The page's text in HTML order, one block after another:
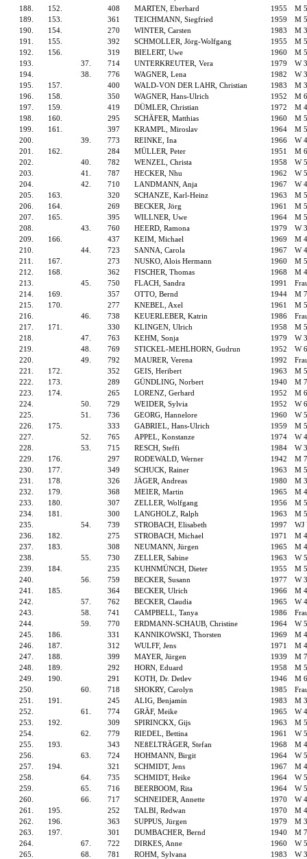
188.
152. 408 MARTEN, Eberhard 1955
M
189.
153. 361 TEICHMANN, Siegfried 1959
M
190.
154. 270 WINTER, Carsten 1983
M
191.
155. 392 SCHMOLLER, Jörg-Wolfgang 1955
M
192.
156. 319 BIELERT, Uwe 1960
M
193.
37. 714 UNTERKREUTER, Vera 1979
W
194.
38. 776 WAGNER, Lena 1982
W
195.
157. 400 WALD-VON DER LAHR, Christian 1983
M
196.
158. 350 WAGNER, Hans-Ulrich 1952
M
197.
159. 419 DÜMLER, Christian 1972
M
198.
160. 295 SCHÄFER, Matthias 1960
M
199.
161. 397 KRAMPL, Miroslav 1964
M
200.
39. 773 REINKE, Ina 1966
W
201.
162. 284 MÜLLER, Peter 1951
M
202.
40. 782 WENZEL, Christa 1958
W
203.
41. 787 HECKER, Nhu 1962
W
204.
42. 710 LANDMANN, Anja 1967
W
205.
163. 320 SCHANZE, Karl-Heinz 1963
M
206.
164. 269 BECKER, Jörg 1961
M
207.
165. 395 WILLNER, Uwe 1964
M
208.
43. 760 HEERD, Ramona 1979
W
209.
166. 437 KEIM, Michael 1969
M
210.
44. 723 SANNA, Carola 1967
W
211.
167. 273 NUSKO, Alois Hermann 1960
M
212.
168. 362 FISCHER, Thomas 1968
M
213.
45. 750 FLACH, Sandra 1991
214.
169. 357 OTTO, Bernd 1944
M
215.
170. 277 KNEBEL, Axel 1961
M
216.
46. 738 KEUERLEBER, Katrin 1986
217.
171. 330 KLINGEN, Ulrich 1958
M
218.
47. 763 KEHM, Sonja 1979
W
219.
48. 769 STICKEL-MEHLHORN, Gudrun 1952
W
220.
49. 792 MAURER, Verena 1992
221.
172. 352 GEIS, Heribert 1963
M
222.
173. 289 GÜNDLING, Norbert 1940
M
223.
174. 265 LORENZ, Gerhard 1952
M
224.
50. 729 WEIDER, Sylvia 1952
W
225.
51. 736 GEORG, Hannelore 1960
W
226.
175. 333 GABRIEL, Hans-Ulrich 1959
M
227.
52. 765 APPEL, Konstanze 1974
W
228.
53. 715 RESCH, Steffi 1984
W
229.
176. 297 RODEWALD, Werner 1942
M
230.
177. 349 SCHUCK, Rainer 1963
M
231.
178. 326 JÄGER, Andreas 1980
M
232.
179. 368 MEIER, Martin 1965
M
233.
180. 307 ZELLER, Wolfgang 1956
M
234.
181. 300 LANGHOLZ, Ralph 1963
M
235.
54. 739 STROBACH, Elisabeth 1997
WJ
236.
182. 275 STROBACH, Michael 1971
M
237.
183. 308 NEUMANN, Jürgen 1965
M
238.
55. 730 ZELLER, Sabine 1963
W
239.
184. 235 KUHNMÜNCH, Dieter 1955
M
240.
56. 759 BECKER, Susann 1977
W
241.
185. 364 BECKER, Ulrich 1966
M
242.
57. 762 BECKER, Claudia 1965
W
243.
58. 741 CAMPBELL, Tanya 1986
244.
59. 770 ERDMANN-SCHAUB, Christine 1964
W
245.
186. 331 KANNIKOWSKI, Thorsten 1969
M
246.
187. 312 WULFF, Jens 1971
M
247.
188. 399 MAYER, Jürgen 1939
M
248.
189. 292 HORN, Eduard 1958
M
249.
190. 291 KOTH, Dr. Detlev 1946
M
250.
60. 718 SHOKRY, Carolyn 1985
251.
191. 245 ALIG, Benjamin 1983
M
252.
61. 774 GRÄF, Meike 1965
W
253.
192. 309 SPIRINCKX, Gijs 1963
M
254.
62. 779 RIEDEL, Bettina 1961
W
255.
193. 343 NEßELTRÄGER, Stefan 1968
M
256.
63. 724 HOHMANN, Birgit 1964
W
257.
194. 321 SCHMIDT, Jens 1967
M
258.
64. 735 SCHMIDT, Heike 1964
W
259.
65. 716 BEERBOOM, Rita 1964
W
260.
66. 717 SCHNEIDER, Annette 1970
W
261.
195. 252 TALBI, Redwan 1970
M
262.
196. 363 SUPPUS, Jürgen 1979
M
263.
197. 301 DUMBACHER, Bernd 1940
M
264.
67. 722 DIRKES, Anne 1960
W
265.
68. 781 ROHM, Sylvana 1983
W